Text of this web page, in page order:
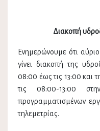
Διακοπή
Ενημερώνουμε ότι
γίνει διακοπή της
08:00 έως τις 13:00 και
τις 08:00-13:00
προγραμματισμένων
τηλεμετρίας.